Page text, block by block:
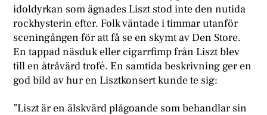
idoldyrkan som ägnades Liszt stod inte den nutida
rockhysterin efter. Folk väntade i timmar utanför
sceningången för att få se en skymt av Den Store.
En tappad näsduk eller cigarrfimp från Liszt blev
till en åtråvärd trofé. En samtida beskrivning ger en
god bild av hur en Lisztkonsert kunde te sig:
”Liszt är en älskvärd plågoande som behandlar sin